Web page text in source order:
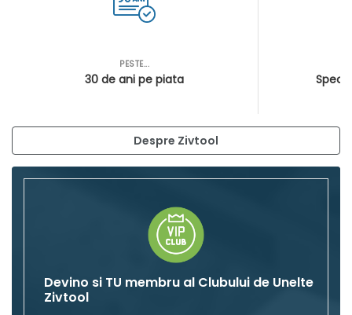
PESTE...
30 de ani pe piata
Despre Zivtool
Devino si TU membru al Clubului de Unelte
Zivtool